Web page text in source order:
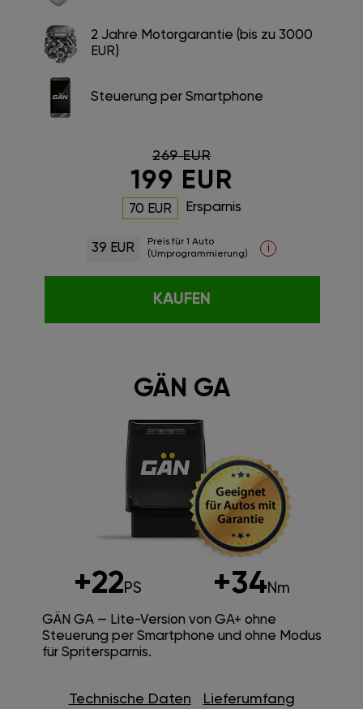
2 Jahre Motorgarantie (bis zu 3000
EUR)
Steuerung per Smartphone
269 EUR
199 EUR
70 EUR Ersparnis
39 EUR
Preis für 1 Auto
(Umprogrammierung)
i
KAUFEN
GÄN GA
+22PS +34Nm
GÄN GA — Lite-Version von GA+ ohne
Steuerung per Smartphone und ohne Modus
für Spritersparnis.
Technische Daten Lieferumfang